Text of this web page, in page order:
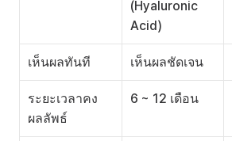
(Hyaluronic
Acid)
เห็นผลทันที เห็นผลชัดเจน
ระยะเวลาคง
ผลลัพธ์
6 ~ 12 เดือน